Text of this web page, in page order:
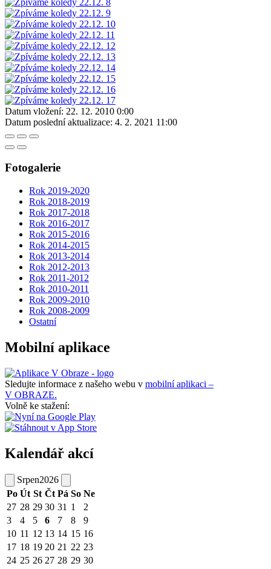
Datum vložení: 22. 12. 2010 0:00
Datum poslední aktualizace: 4. 2. 2021 11:00
Fotogalerie
Rok 2019-2020
Rok 2018-2019
Rok 2017-2018
Rok 2016-2017
Rok 2015-2016
Rok 2014-2015
Rok 2013-2014
Rok 2012-2013
Rok 2011-2012
Rok 2010-2011
Rok 2009-2010
Rok 2008-2009
Ostatní
Mobilní aplikace
Sledujte informace z našeho webu v mobilní aplikaci –
V OBRAZE.
Volně ke stažení:
Kalendář akcí
Srpen2026
Po Út St Čt Pá So Ne
27 28 29 30 31 1
2
3
4 5 6 7 8
9
10 11 12 13 14 15 16
17 18 19 20 21 22 23
24 25 26 27 28 29 30